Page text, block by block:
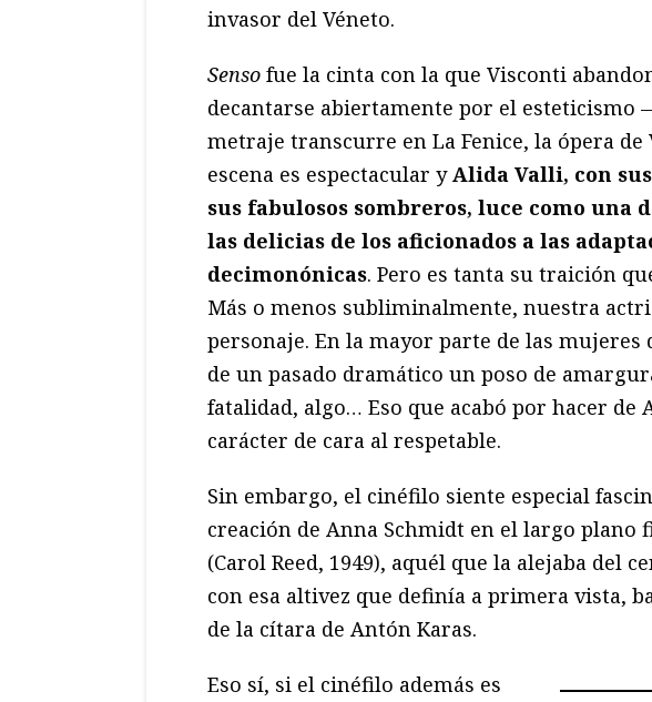
invasor del Véneto.
Senso fue la cinta con la que Visconti
decantarse abiertamente por el esteticismo
metraje transcurre en La Fenice, la ópera
escena es espectacular yAlida Valli, con
sus fabulosos sombreros, luce como una
las delicias de los aficionados a las
decimonónicas. Pero es tanta su traición
Más o menos subliminalmente, nuestra
personaje. En la mayor parte de las
de un pasado dramático un poso de
fatalidad, algo… Eso que acabó por hacer de
carácter de cara al respetable.
Sin embargo, el cinéfilo siente especial
creación de Anna Schmidt en el largo plano
(Carol Reed, 1949), aquél que la alejaba del
con esa altivez que definía a primera vista,
de la cítara de Antón Karas.
Eso sí, si el cinéfilo además es